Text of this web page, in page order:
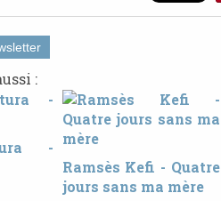
:
-
Ramsès Kefi - Quatre
jours sans ma mère